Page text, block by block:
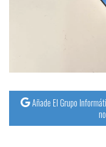
Añade El Grupo